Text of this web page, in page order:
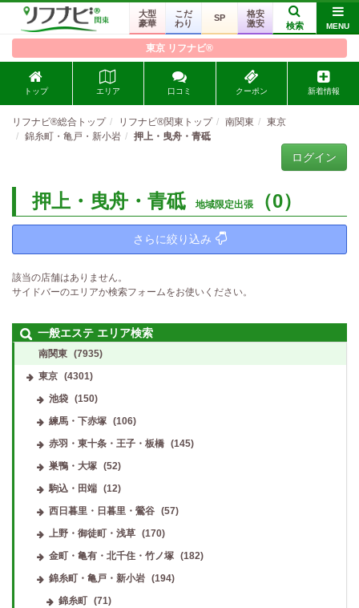
大型
豪華
こだ
わり
SP
格安
激安
検索 MENU
東京 リフナビ®
トップ エリア 口コミ クーポン 新着情報
リフナビ®総合トップ リフナビ®関東トップ 南関東
東京
錦糸町・亀戸・新小岩
押上・曳舟・青砥
ログイン
押上・曳舟・青砥 地域限定出張 （0）
さらに絞り込み
該当の店舗はありません。
サイドバーのエリアか検索フォームをお使いください。
一般エステ エリア検索
南関東 (7935)
東京 (4301)
池袋
(150)
練馬・下赤塚
(106)
赤羽・東十条・王子・板橋
(145)
巣鴨・大塚
(52)
駒込・田端
(12)
西日暮里・日暮里・鶯谷
(57)
上野・御徒町・浅草
(170)
金町・亀有・北千住・竹ノ塚
(182)
錦糸町・亀戸・新小岩
(194)
錦糸町 (71)